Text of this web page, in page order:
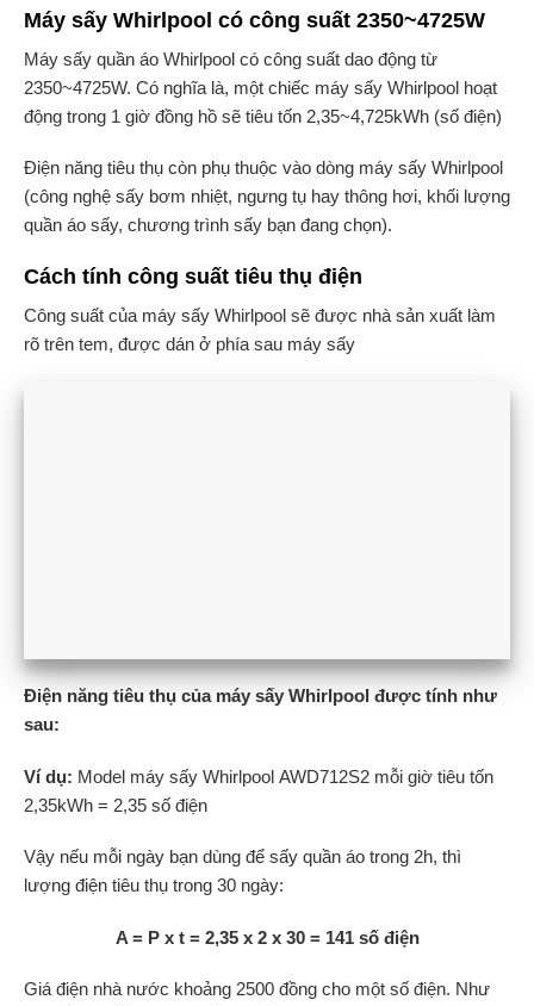
Máy sấy Whirlpool có công suất 2350~4725W
Máy sấy quần áo Whirlpool có công suất dao động từ
2350~4725W. Có nghĩa là, một chiếc máy sấy Whirlpool hoạt
động trong 1 giờ đồng hồ sẽ tiêu tốn 2,35~4,725kWh (số điện)
Điện năng tiêu thụ còn phụ thuộc vào dòng máy sấy Whirlpool
(công nghệ sấy bơm nhiệt, ngưng tụ hay thông hơi, khối lượng
quần áo sấy, chương trình sấy bạn đang chọn).
Cách tính công suất tiêu thụ điện
Công suất của máy sấy Whirlpool sẽ được nhà sản xuất làm
rõ trên tem, được dán ở phía sau máy sấy
Điện năng tiêu thụ của máy sấy Whirlpool được tính như
sau:
Ví dụ: Model máy sấy Whirlpool AWD712S2 mỗi giờ tiêu tốn
2,35kWh = 2,35 số điện
Vậy nếu mỗi ngày bạn dùng để sấy quần áo trong 2h, thì
lượng điện tiêu thụ trong 30 ngày:
A = P x t = 2,35 x 2 x 30 = 141 số điện
Giá điện nhà nước khoảng 2500 đồng cho một số điện. Như